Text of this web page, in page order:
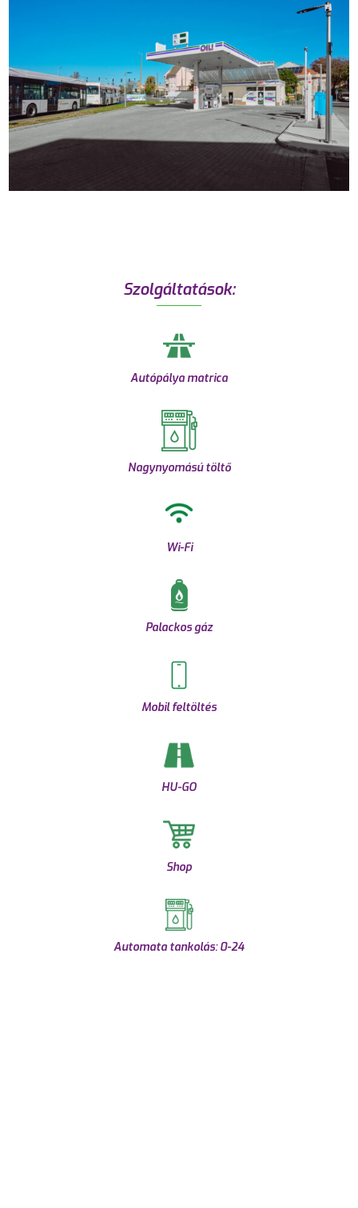
Szolgáltatások:
Autópálya matrica
Nagynyomású töltő
Wi-Fi
Palackos gáz
Mobil feltöltés
HU-GO
Shop
Automata tankolás: 0-24